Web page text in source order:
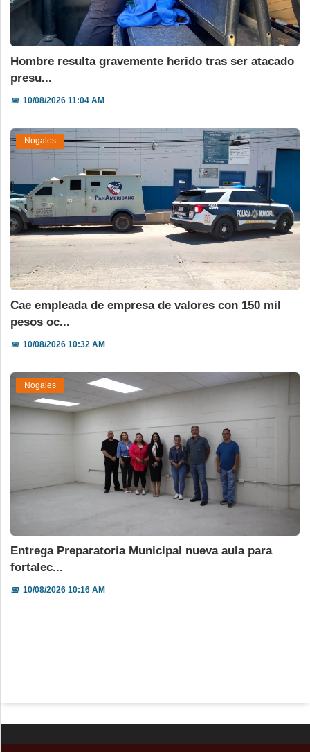
Hombre resulta gravemente herido tras ser atacado
presu...
📅10/08/2026 11:04 AM
Nogales
Cae empleada de empresa de valores con 150 mil
pesos oc...
📅10/08/2026 10:32 AM
Nogales
Entrega Preparatoria Municipal nueva aula para
fortalec...
📅10/08/2026 10:16 AM